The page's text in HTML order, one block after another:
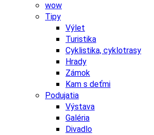
wow
Tipy
Výlet
Turistika
Cyklistika, cyklotrasy
Hrady
Zámok
Kam s deťmi
Podujatia
Výstava
Galéria
Divadlo